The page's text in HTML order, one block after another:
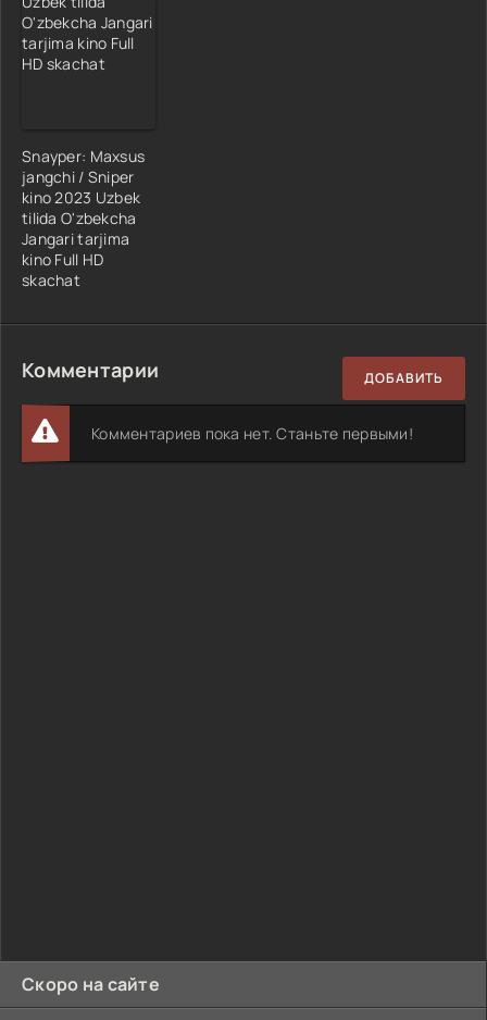
Скоро на сайте
Snayper: Maxsus
jangchi / Sniper
kino 2023 Uzbek
tilida O'zbekcha
Jangari tarjima
kino Full HD
skachat
Комментарии ДОБАВИТЬ
Комментариев пока нет. Станьте первыми!